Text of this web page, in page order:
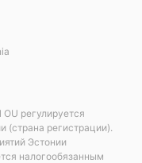
регулируется
(страна регистрации).
Эстонии
налогообязанным